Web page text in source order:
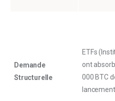
Demande
Structurelle
ETFs
ont
000 BTC